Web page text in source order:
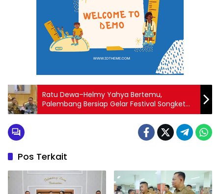
Ratu Dewa–Helmy Yahya Bertemu,
Palembang Bersiap Gelar Festival Songket
Bertaraf Nasional
Pos Terkait